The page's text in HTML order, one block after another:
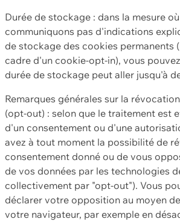
Durée de stockage : dans la mesure
communiquons pas d'indications
de stockage des cookies permanents
cadre d'un cookie-opt-in), vous
durée de stockage peut aller jusqu'à
Remarques générales sur la
(opt-out) : selon que le traitement est
d'un consentement ou d'une
avez à tout moment la possibilité de
consentement donné ou de vous
de vos données par les technologies
collectivement par "opt-out"). Vous
déclarer votre opposition au moyen
votre navigateur, par exemple en